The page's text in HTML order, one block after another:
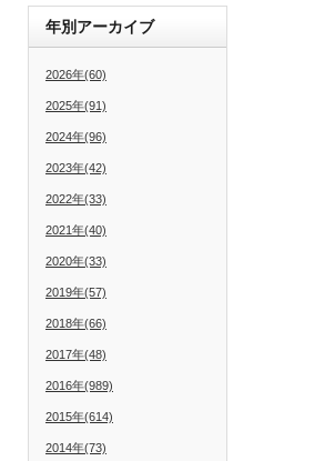
年別アーカイブ
2026年(60)
2025年(91)
2024年(96)
2023年(42)
2022年(33)
2021年(40)
2020年(33)
2019年(57)
2018年(66)
2017年(48)
2016年(989)
2015年(614)
2014年(73)